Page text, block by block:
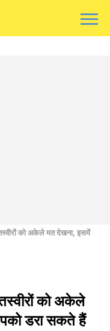
को अकेले मत देखना, इसमें
को अकेले
डरा सकते हैं